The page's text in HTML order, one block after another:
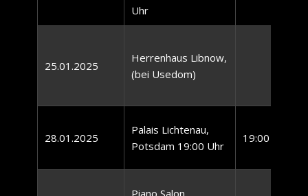
Uhr
25.01.2025
Herrenhaus Libnow,
(bei Usedom)
28.01.2025
Palais Lichtenau,
Potsdam 19:00 Uhr
19:00 Uhr
Piano Salon